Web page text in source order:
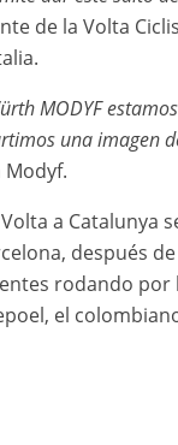
de la Volta
MODYF
una imagen
Modyf.
a
después
rodando por
el